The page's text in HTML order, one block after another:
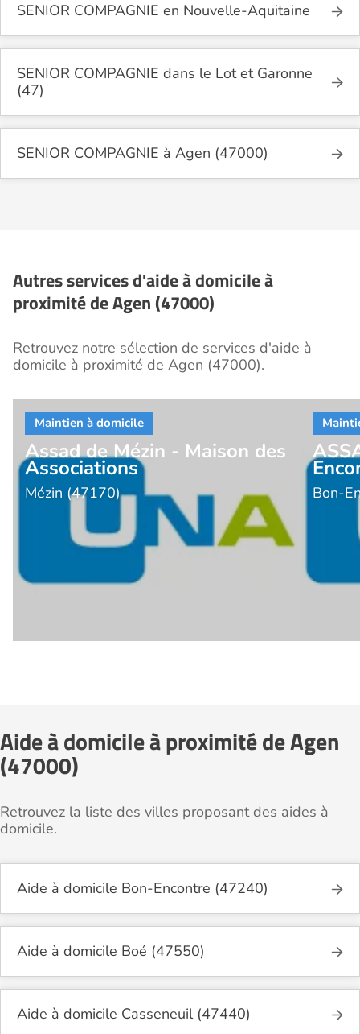
SENIOR COMPAGNIE en Nouvelle-Aquitaine
SENIOR COMPAGNIE dans le Lot et Garonne
(47)
SENIOR COMPAGNIE à Agen (47000)
Autres services d'aide à domicile à
proximité de Agen (47000)
Retrouvez notre sélection de services d'aide à
domicile à proximité de Agen (47000).
Assad de Mézin - Maison des
Associations
Mézin (47170) Bon-
Aide à domicile à proximité de Agen
(47000)
Retrouvez la liste des villes proposant des aides à
domicile.
Aide à domicile Bon-Encontre (47240)
Aide à domicile Boé (47550)
Aide à domicile Casseneuil (47440)